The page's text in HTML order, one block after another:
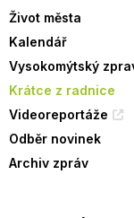
Život města
Kalendář
Vysokomýtský
Krátce z radnice
Videoreportáže
Odběr novinek
Archiv zpráv